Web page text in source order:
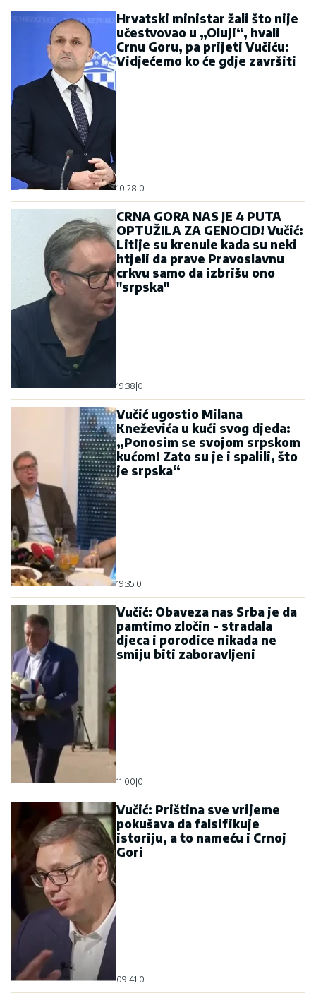
Hrvatski ministar žali što nije
učestvovao u „Oluji“, hvali
Crnu Goru, pa prijeti Vučiću:
Vidjećemo ko će gdje završiti
10:28|0
CRNA GORA NAS JE 4 PUTA
OPTUŽILA ZA GENOCID! Vučić:
Litije su krenule kada su neki
htjeli da prave Pravoslavnu
crkvu samo da izbrišu ono
"srpska"
19:38|0
Vučić ugostio Milana
Kneževića u kući svog djeda:
„Ponosim se svojom srpskom
kućom! Zato su je i spalili, što
je srpska“
19:35|0
Vučić: Obaveza nas Srba je da
pamtimo zločin - stradala
djeca i porodice nikada ne
smiju biti zaboravljeni
11:00|0
Vučić: Priština sve vrijeme
pokušava da falsifikuje
istoriju, a to nameću i Crnoj
Gori
09:41|0